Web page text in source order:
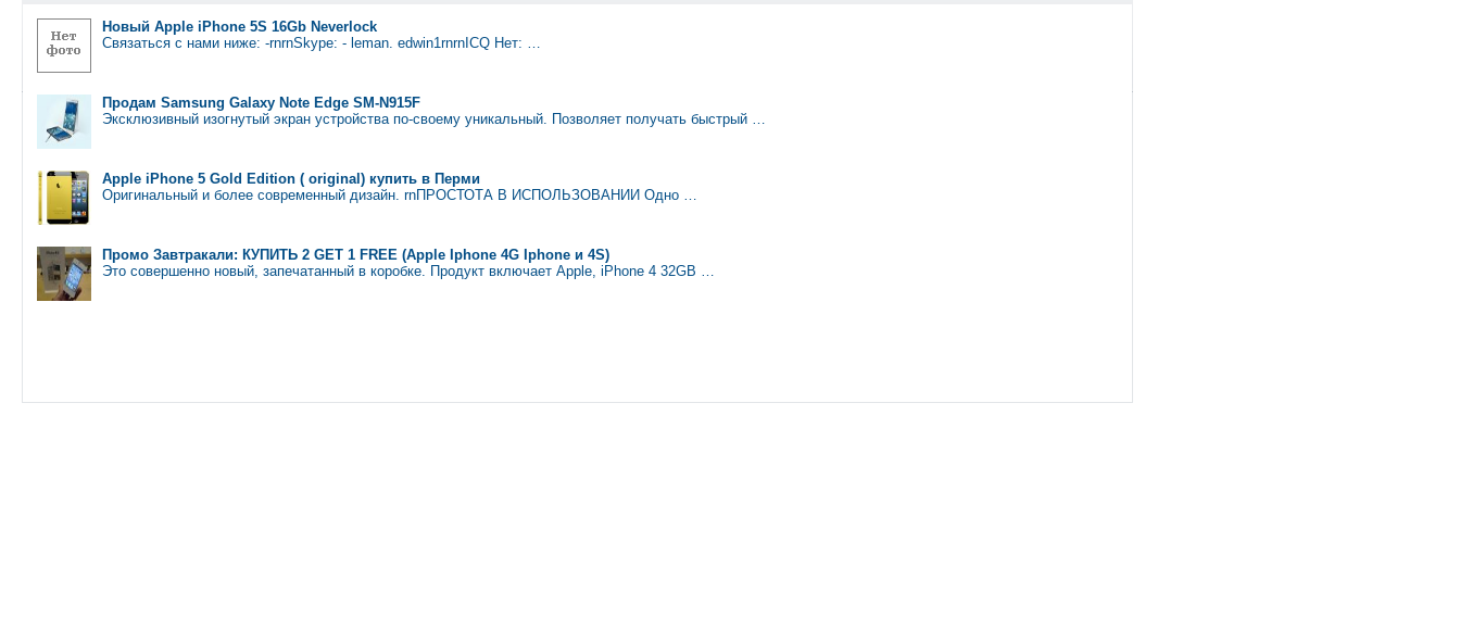
Новый Apple iPhone 5S 16Gb Neverlock
Связаться с нами ниже: -rnrnSkype: - leman. edwin1rnrnICQ Нет: …
Продам Samsung Galaxy Note Edge SM-N915F
Эксклюзивный изогнутый экран устройства по-своему уникальный. Позволяет получать быстрый …
Apple iPhone 5 Gold Edition ( original) купить в Перми
Оригинальный и более современный дизайн. rnПРОСТОТА В ИСПОЛЬЗОВАНИИ Одно …
Промо Завтракали: КУПИТЬ 2 GET 1 FREE (Apple Iphone 4G Iphone и 4S)
Это совершенно новый, запечатанный в коробке. Продукт включает Apple, iPhone 4 32GB …